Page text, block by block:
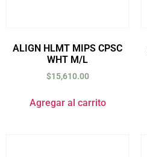
ALIGN HLMT MIPS CPSC
WHT M/L
$15,610.00
Agregar al carrito